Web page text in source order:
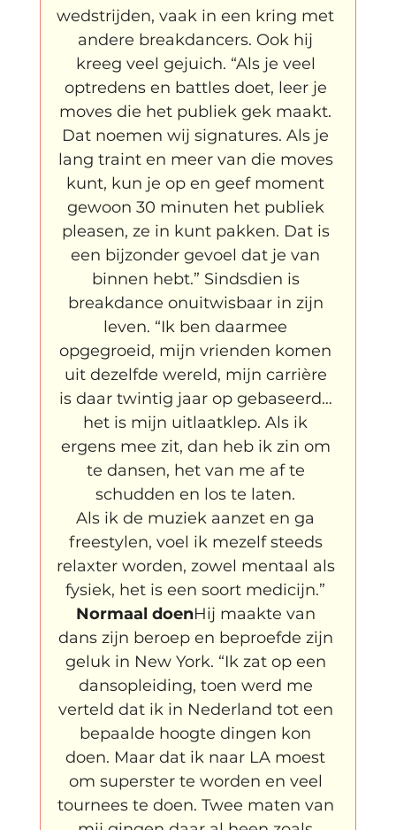
wedstrijden, vaak in een kring met
andere breakdancers. Ook hij
kreeg veel gejuich. “Als je veel
optredens en battles doet, leer je
moves die het publiek gek maakt.
Dat noemen wij signatures. Als je
lang traint en meer van die moves
kunt, kun je op en geef moment
gewoon 30 minuten het publiek
pleasen, ze in kunt pakken. Dat is
een bijzonder gevoel dat je van
binnen hebt.” Sindsdien is
breakdance onuitwisbaar in zijn
leven. “Ik ben daarmee
opgegroeid, mijn vrienden komen
uit dezelfde wereld, mijn carrière
is daar twintig jaar op gebaseerd…
het is mijn uitlaatklep. Als ik
ergens mee zit, dan heb ik zin om
te dansen, het van me af te
schudden en los te laten.
Als ik de muziek aanzet en ga
freestylen, voel ik mezelf steeds
relaxter worden, zowel mentaal als
fysiek, het is een soort medicijn.”
Normaal doenHij maakte van
dans zijn beroep en beproefde zijn
geluk in New York. “Ik zat op een
dansopleiding, toen werd me
verteld dat ik in Nederland tot een
bepaalde hoogte dingen kon
doen. Maar dat ik naar LA moest
om superster te worden en veel
tournees te doen. Twee maten van